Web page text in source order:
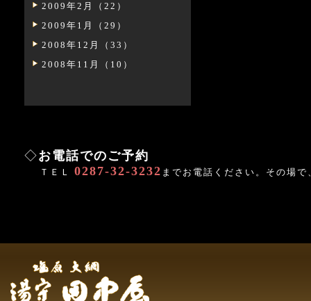
2009年2月（22）
2009年1月（29）
2008年12月（33）
2008年11月（10）
◇お電話でのご予約
ＴＥＬ 0287-32-3232 までお電話ください。その場